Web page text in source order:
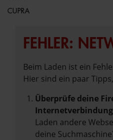
CUPRA
FEHLER:
Beim Laden ist ein
Hier sind ein paar
Überprüfe deine
Laden andere
deine